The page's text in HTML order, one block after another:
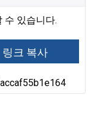
수 있습니다.